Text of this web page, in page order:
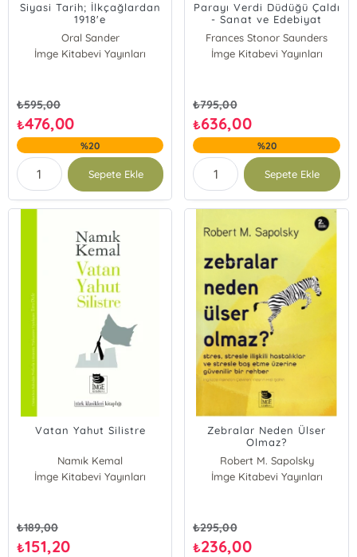
Siyasi Tarih; İlkçağlardan
1918'e
Oral Sander
İmge Kitabevi Yayınları
₺595,00
₺476,00
%20
Sepete Ekle
Parayı Verdi Düdüğü Çaldı
- Sanat ve Edebiyat
Dünyasında CIA Parmağı
Frances Stonor Saunders
İmge Kitabevi Yayınları
₺795,00
₺636,00
%20
Sepete Ekle
Vatan Yahut Silistre
Namık Kemal
İmge Kitabevi Yayınları
₺189,00
₺151,20
Zebralar Neden Ülser
Olmaz?
Robert M. Sapolsky
İmge Kitabevi Yayınları
₺295,00
₺236,00